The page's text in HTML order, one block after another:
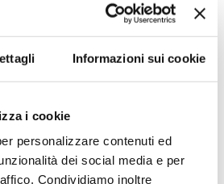
Informazioni sui cookie
i cookie
personalizzare contenuti ed
dei social media e per
Condividiamo inoltre